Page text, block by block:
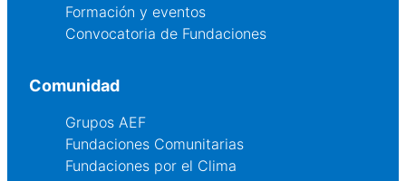
Formación y eventos
Convocatoria de Fundaciones
Comunidad
Grupos AEF
Fundaciones Comunitarias
Fundaciones por el Clima